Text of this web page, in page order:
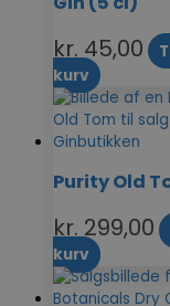
kr. 45,00
kurv
Purity Old
kr. 299,00
kurv